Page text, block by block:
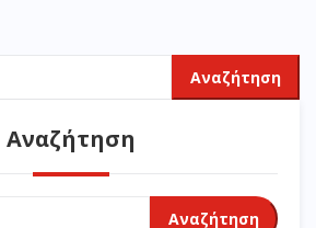
Αναζήτηση